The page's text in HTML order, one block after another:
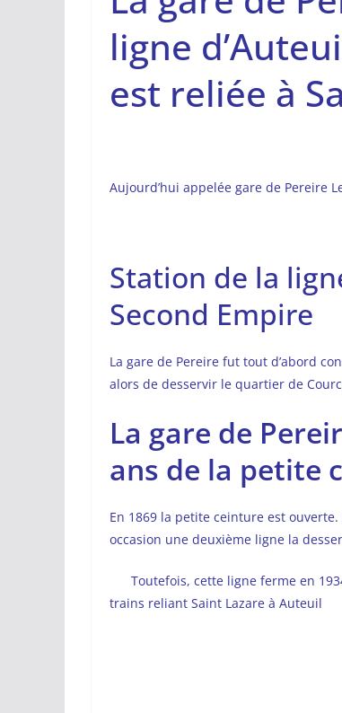
ligne
est reliée à
Aujourd’hui appelée gare de Pereire
Station de la
Second Empire
La gare de Pereire fut tout d’abord
alors de desservir le quartier de
La gare de
ans de la petite
En 1869 la petite ceinture est
occasion une deuxième ligne la
Toutefois, cette ligne ferme en
trains reliant Saint Lazare à Auteuil